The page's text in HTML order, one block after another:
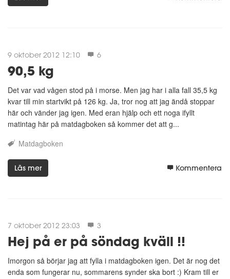
9 oktober 2012 12:10 6
90,5 kg
Det var vad vågen stod på i morse. Men jag har i alla fall 35,5 kg
kvar till min startvikt på 126 kg. Ja, tror nog att jag ändå stoppar
här och vänder jag igen. Med eran hjälp och ett noga ifyllt
matintag här på matdagboken så kommer det att g...
Matdagboken
Läs mer Kommentera
7 oktober 2012 23:03 3
Hej på er på söndag kväll !!
Imorgon så börjar jag att fylla i matdagboken igen. Det är nog det
enda som fungerar nu, sommarens synder ska bort :) Kram till er